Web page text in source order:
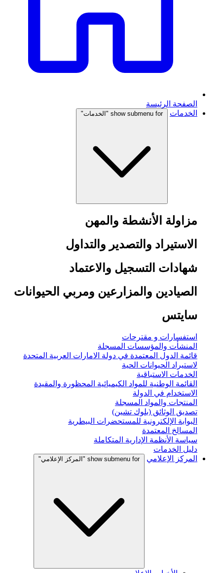
الصفحة الرئيسة
الخدمات
show submenu for "الخدمات"
مزاولة الأنشطة والمهن
الاستيراد والتصدير والتداول
شهادات التسجيل والاعتماد
الصيادين والمزارعين ومربي الحيوانات
سايتس
استفسارات و مقترحات
المنشأت والمؤسسات المسجلة
قائمة الدول المعتمدة في دولة الامارات العربية المتحدة
لاستيراد الحيوانات الحية
الخدمات الاستباقية
القائمة الوطنية للمواد الكيميائية المحظورة والمقيدة
الاستخدام في الدولة
المنتجات والمواد المسجلة
تصديق الوثائق (بلوك تشين)
البوابة الإلكترونية للمستحضرات البيطرية
المسالخ المعتمدة
سياسة الأنظمة الإدارية المتكاملة
دليل الخدمات
المركز الإعلامي
show submenu for "المركز الإعلامي"